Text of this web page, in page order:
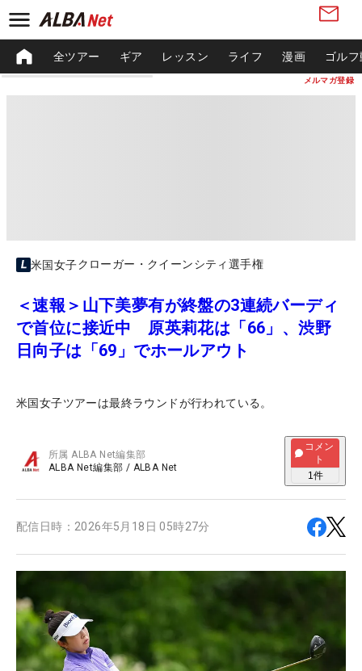
メルマガ登録
全ツアー ギア レッスン ライフ 漫画 ゴル
米国女子クローガー・クイーンシティ選手権
＜速報＞山下美夢有が終盤の3連続バーディ
で首位に接近中 原英莉花は「66」、渋野
日向子は「69」でホールアウト
米国女子ツアーは最終ラウンドが行われている。
所属ALBA Net編集部
ALBA Net編集部 / ALBA Net
コメン
ト
1件
配信日時： 2026年5月18日 05時27分